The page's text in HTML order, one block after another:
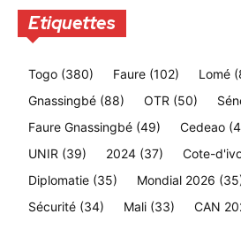
Etiquettes
Togo (380) Faure (102) Lomé
Gnassingbé (88) OTR (50)
Faure Gnassingbé (49) Cedeao
UNIR (39) 2024 (37) Cote-
Diplomatie (35) Mondial 2026
Sécurité (34) Mali (33) CAN